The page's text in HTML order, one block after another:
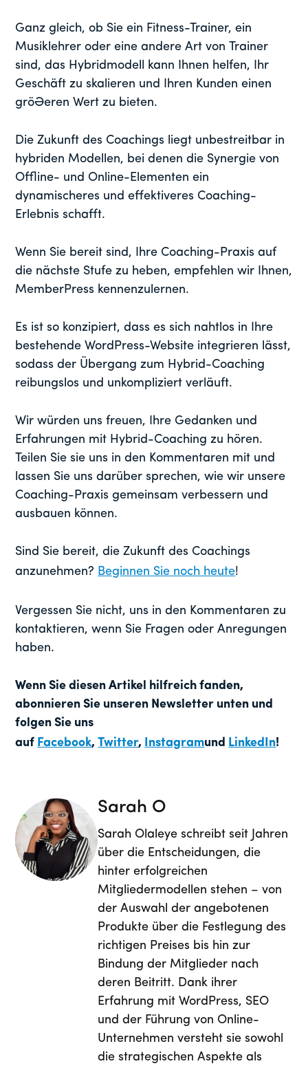
Ganz gleich, ob Sie ein Fitness-Trainer, ein
Musiklehrer oder eine andere Art von Trainer
sind, das Hybridmodell kann Ihnen helfen, Ihr
Geschäft zu skalieren und Ihren Kunden einen
größeren Wert zu bieten.
Die Zukunft des Coachings liegt unbestreitbar in
hybriden Modellen, bei denen die Synergie von
Offline- und Online-Elementen ein
dynamischeres und effektiveres Coaching-
Erlebnis schafft.
Wenn Sie bereit sind, Ihre Coaching-Praxis auf
die nächste Stufe zu heben, empfehlen wir Ihnen,
MemberPress kennenzulernen.
Es ist so konzipiert, dass es sich nahtlos in Ihre
bestehende WordPress-Website integrieren lässt,
sodass der Übergang zum Hybrid-Coaching
reibungslos und unkompliziert verläuft.
Wir würden uns freuen, Ihre Gedanken und
Erfahrungen mit Hybrid-Coaching zu hören.
Teilen Sie sie uns in den Kommentaren mit und
lassen Sie uns darüber sprechen, wie wir unsere
Coaching-Praxis gemeinsam verbessern und
ausbauen können.
Sind Sie bereit, die Zukunft des Coachings
anzunehmen? Beginnen Sie noch heute!
Vergessen Sie nicht, uns in den Kommentaren zu
kontaktieren, wenn Sie Fragen oder Anregungen
haben.
Wenn Sie diesen Artikel hilfreich fanden,
abonnieren Sie unseren Newsletter unten und
folgen Sie uns
auf Facebook,Twitter, Instagramund LinkedIn!
Sarah O
Sarah Olaleye schreibt seit Jahren
über die Entscheidungen, die
hinter erfolgreichen
Mitgliedermodellen stehen – von
der Auswahl der angebotenen
Produkte über die Festlegung des
richtigen Preises bis hin zur
Bindung der Mitglieder nach
deren Beitritt. Dank ihrer
Erfahrung mit WordPress, SEO
und der Führung von Online-
Unternehmen versteht sie sowohl
die strategischen Aspekte als